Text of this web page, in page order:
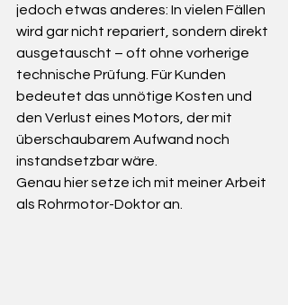
jedoch etwas anderes: In vielen Fällen
wird gar nicht repariert, sondern direkt
ausgetauscht – oft ohne vorherige
technische Prüfung. Für Kunden
bedeutet das unnötige Kosten und
den Verlust eines Motors, der mit
überschaubarem Aufwand noch
instandsetzbar wäre.
Genau hier setze ich mit meiner Arbeit
als Rohrmotor-Doktor an.